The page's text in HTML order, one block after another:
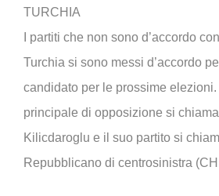
TURCHIA
I partiti che non sono d’accordo
Turchia si sono messi d’accordo
candidato per le prossime
principale di opposizione si chiama
Kilicdaroglu e il suo partito si
Repubblicano di centrosinistra